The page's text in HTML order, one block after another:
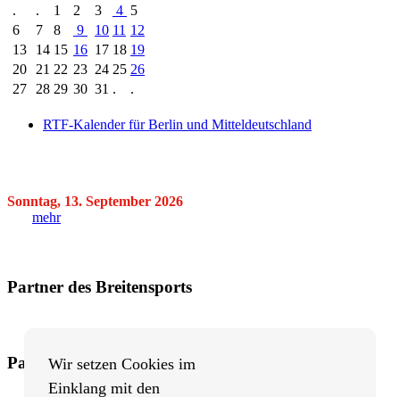
Wir setzen Cookies im
Einklang mit den
.
. 1 2 3 4 5
6
7 8 9 10 11 12
13
14 15 16 17 18 19
20
21 22 23 24 25 26
27
28 29 30 31 . .
RTF-Kalender für Berlin und Mitteldeutschland
Sonntag, 13. September 2026
mehr
Partner des Breitensports
Partner von BRV-Breitensport.de